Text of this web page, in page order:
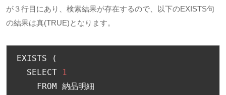
が３行目にあり、検索結果が存在するので、以下のEXISTS句
の結果は真(TRUE)となります。
EXISTS
(
  SELECT
1
    FROM
納品明細